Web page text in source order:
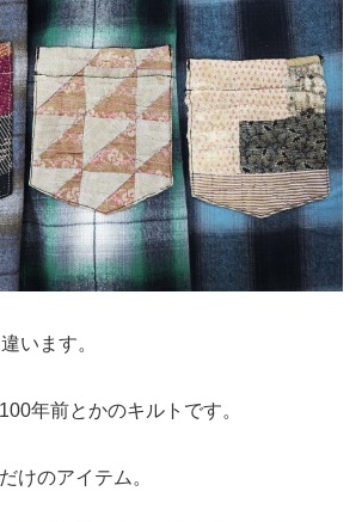
います。
年前とかのキルトです。
けのアイテム。